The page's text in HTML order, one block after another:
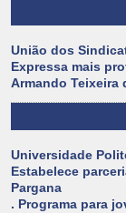
União dos
Expressa mais
Armando Teixeira
Universidade
Estabelece
Pargana
. Programa para